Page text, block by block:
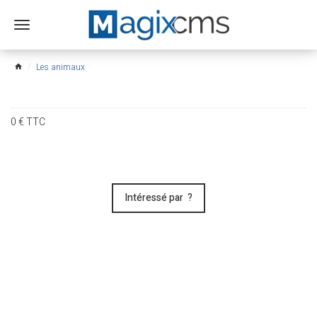
Ouvrir
menu
home Les animaux
0€TTC
Intéressé par ?